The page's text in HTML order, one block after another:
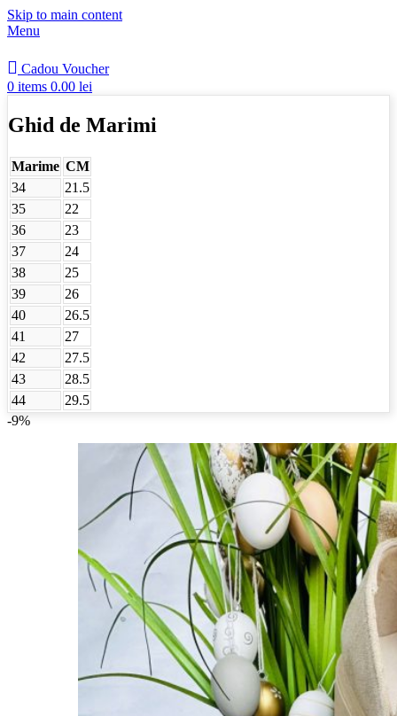
Skip to main content
Menu
Cadou Voucher
0 items 0.00 lei
Ghid de Marimi
Marime CM
34
21.5
35
22
36
23
37
24
38
25
39
26
40
26.5
41
27
42
27.5
43
28.5
44
29.5
-9%